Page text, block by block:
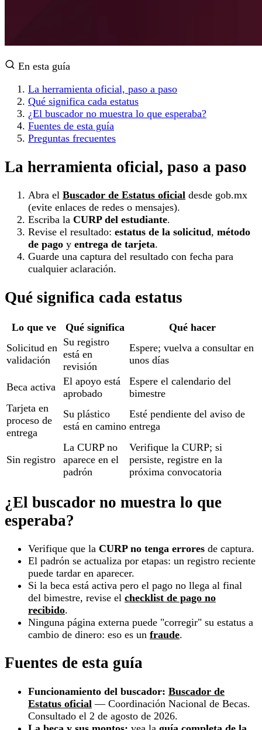
En esta guía
La herramienta oficial, paso a paso
Qué significa cada estatus
¿El buscador no muestra lo que esperaba?
Fuentes de esta guía
Preguntas frecuentes
La herramienta oficial, paso a paso
Abra el Buscador de Estatus oficial desde gob.mx
(evite enlaces de redes o mensajes).
Escriba la CURP del estudiante.
Revise el resultado: estatus de la solicitud, método
de pago y entrega de tarjeta.
Guarde una captura del resultado con fecha para
cualquier aclaración.
Qué significa cada estatus
Lo que ve Qué significa
Qué hacer
Solicitud en
validación
Su registro
está en
revisión
Espere; vuelva a consultar en
unos días
Beca activa
El apoyo está
aprobado
Espere el calendario del
bimestre
Tarjeta en
proceso de
entrega
Su plástico
está en camino
Esté pendiente del aviso de
entrega
Sin registro
La CURP no
aparece en el
padrón
Verifique la CURP; si
persiste, registre en la
próxima convocatoria
¿El buscador no muestra lo que
esperaba?
Verifique que la CURP no tenga errores de captura.
El padrón se actualiza por etapas: un registro reciente
puede tardar en aparecer.
Si la beca está activa pero el pago no llega al final
del bimestre, revise el checklist de pago no
recibido.
Ninguna página externa puede "corregir" su estatus a
cambio de dinero: eso es un fraude.
Fuentes de esta guía
Funcionamiento del buscador: Buscador de
Estatus oficial — Coordinación Nacional de Becas.
Consultado el 2 de agosto de 2026.